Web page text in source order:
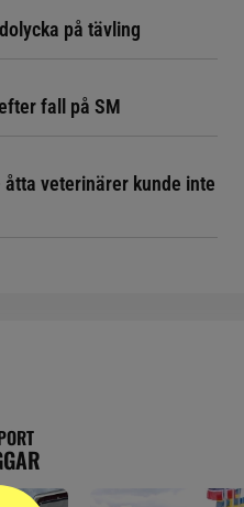
på tävling
fall på SM
veterinärer kunde inte